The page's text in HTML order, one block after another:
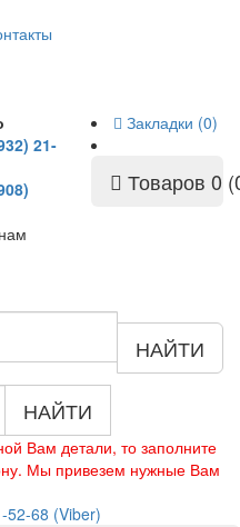
21-
Закладки (0)
Товаров 0
НАЙТИ
НАЙТИ
Вам детали, то заполните
Мы привезем нужные Вам
68 (Viber)